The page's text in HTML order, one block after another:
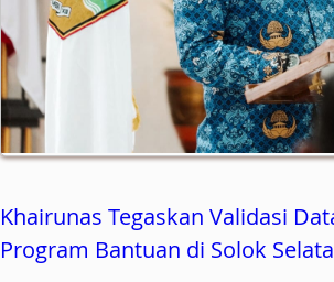
Khairunas Tegaskan Validasi
Program Bantuan di Solok